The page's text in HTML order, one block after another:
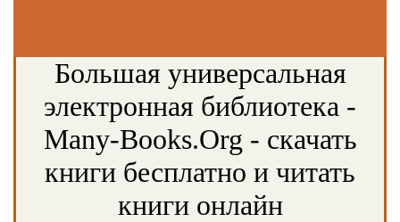
Большая универсальная
электронная библиотека -
Many-Books.Org - скачать
книги бесплатно и читать
книги онлайн